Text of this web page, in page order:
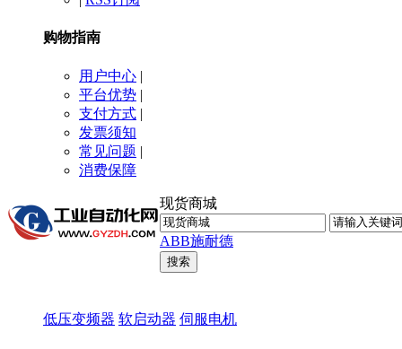
购物指南
用户中心 |
平台优势 |
支付方式 |
发票须知
常见问题 |
消费保障
现货商城
ABB施耐德
低压变频器 软启动器 伺服电机